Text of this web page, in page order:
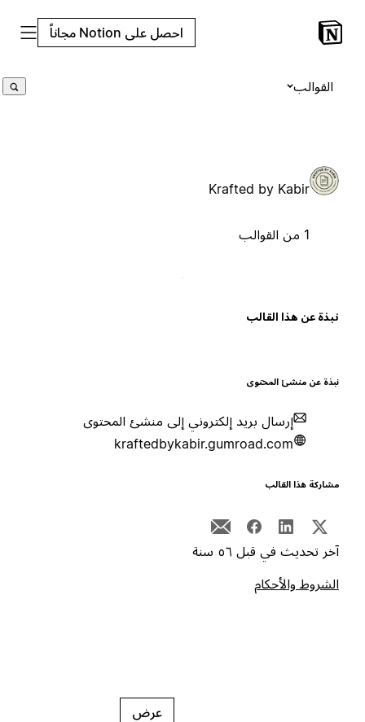
احصل على Notion مجاناً
القوالب
Krafted by Kabir
عن هذا القالب
عن منشئ المحتوى
إرسال بريد إلكتروني إلى منشئ المحتوى
kraftedbykabir.gumroad.com
هذا القالب
تحديث في قبل ٥٦ سنة
والأحكام
عرض